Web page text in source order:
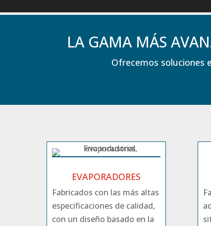
LA GAMA MÁS
Ofrecemos soluciones
EVAPORADORES
Fabricados con las más altas
especificaciones de calidad,
con un diseño basado en la